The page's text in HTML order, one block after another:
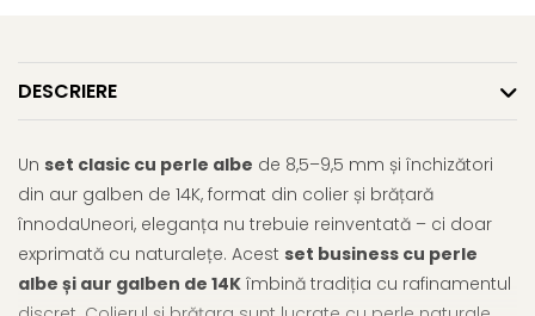
DESCRIERE
Un set clasic cu perle albe de 8,5–9,5 mm și închizători
din aur galben de 14K, format din colier și brățară
înnodaUneori, eleganța nu trebuie reinventată – ci doar
exprimată cu naturalețe. Acest set business cu perle
albe și aur galben de 14K îmbină tradiția cu rafinamentul